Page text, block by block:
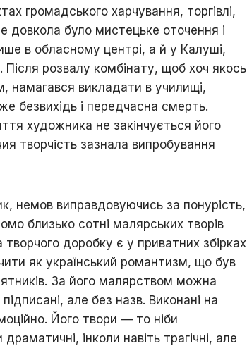
громадського харчування, торгівлі,
було мистецьке оточення і
в обласному центрі, а й у Калуші,
розвалу комбінату, щоб хоч якось
намагався викладати в училищі,
безвихідь і передчасна смерть.
художника не закінчується його
творчість зазнала випробування
немов виправдовуючись за понурість,
близько сотні малярських творів
доробку є у приватних збірках
як український романтизм, що був
За його малярством можна
але без назв. Виконані на
Його твори — то ніби
інколи навіть трагічні, але